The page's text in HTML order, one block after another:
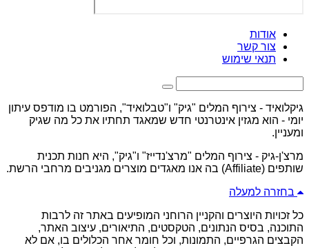
אודות
צור קשר
תנאי שימוש
גיקלואיד - צירוף המלים "גיק" ו"טבלואיד", הפורמט בו מודפס עיתון
יומי - הוא מגזין אינטרנטי חדש שמאגד תחתיו את כל מה שגיק
ומעניין.
מרצ'ן-גיק - צירוף המלים "מרצ'נדייז" ו"גיק", היא חנות תכנית
שותפים (Affiliate) בה אנו מאגדים מוצרים מגניבים מרחבי הרשת.
בחזרה למעלה
כל זכויות היוצרים והקניין הרוחני המופיעים באתר זה לרבות
התוכנה, בסיס הנתונים, הטקסטים, התיאורים, עיצוב האתר,
הקבצים הגרפיים, התמונות, וכל חומר אחר הכלולים בו, אם לא